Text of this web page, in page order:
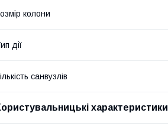
колони
дії
санвузлів
характеристики